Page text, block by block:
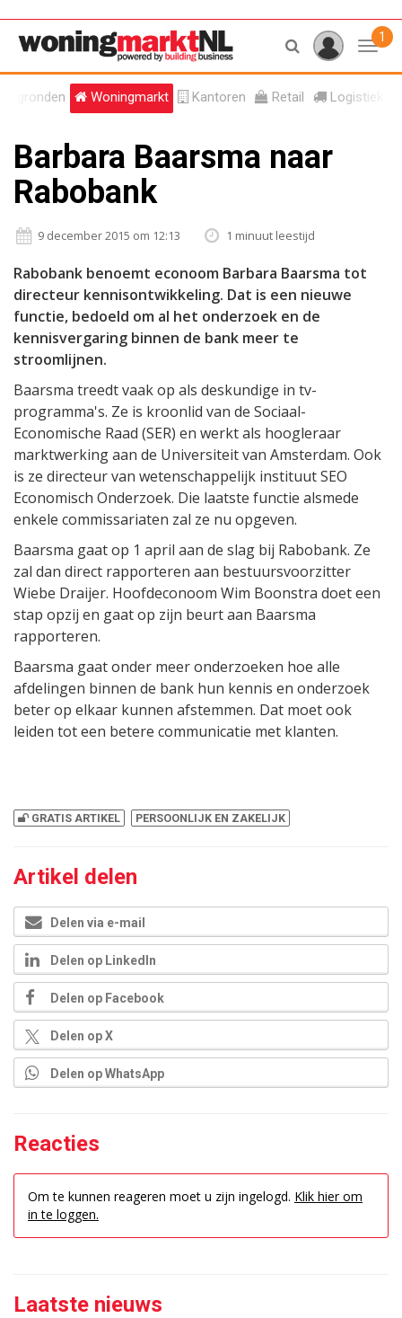
1
Woningmarkt Kantoren Retail Logistiek
Barbara Baarsma naar
Rabobank
9 december 2015 om 12:13 1 minuut leestijd
Rabobank benoemt econoom Barbara Baarsma tot
directeur kennisontwikkeling. Dat is een nieuwe
functie, bedoeld om al het onderzoek en de
kennisvergaring binnen de bank meer te
stroomlijnen.
Baarsma treedt vaak op als deskundige in tv-
programma's. Ze is kroonlid van de Sociaal-
Economische Raad (SER) en werkt als hoogleraar
marktwerking aan de Universiteit van Amsterdam. Ook
is ze directeur van wetenschappelijk instituut SEO
Economisch Onderzoek. Die laatste functie alsmede
enkele commissariaten zal ze nu opgeven.
Baarsma gaat op 1 april aan de slag bij Rabobank. Ze
zal dan direct rapporteren aan bestuursvoorzitter
Wiebe Draijer. Hoofdeconoom Wim Boonstra doet een
stap opzij en gaat op zijn beurt aan Baarsma
rapporteren.
Baarsma gaat onder meer onderzoeken hoe alle
afdelingen binnen de bank hun kennis en onderzoek
beter op elkaar kunnen afstemmen. Dat moet ook
leiden tot een betere communicatie met klanten.
GRATIS ARTIKEL PERSOONLIJK EN ZAKELIJK
Artikel delen
Delen via e-mail
Delen op LinkedIn
Delen op Facebook
Delen op X
Delen op WhatsApp
Reacties
Om te kunnen reageren moet u zijn ingelogd. Klik hier om
in te loggen.
Laatste nieuws